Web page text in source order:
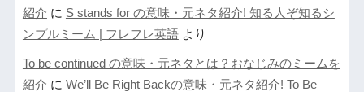
紹介 に S stands for の意味・元ネタ紹介! 知る人ぞ知るシ
ンプルミーム | フレフレ英語より
To be continued の意味・元ネタとは？おなじみのミームを
紹介 に We’ll Be Right Backの意味・元ネタ紹介! To Be